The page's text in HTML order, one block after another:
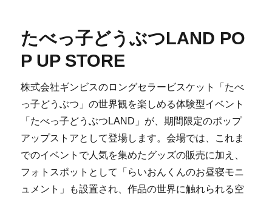
たべっ子どうぶつLAND PO
P UP STORE
株式会社ギンビスのロングセラービスケット「たべ
っ子どうぶつ」の世界観を楽しめる体験型イベント
「たべっ子どうぶつLAND」が、期間限定のポップ
アップストアとして登場します。会場では、これま
でのイベントで人気を集めたグッズの販売に加え、
フォトスポットとして「らいおんくんのお昼寝モニ
ュメント」も設置され、作品の世界に触れられる空